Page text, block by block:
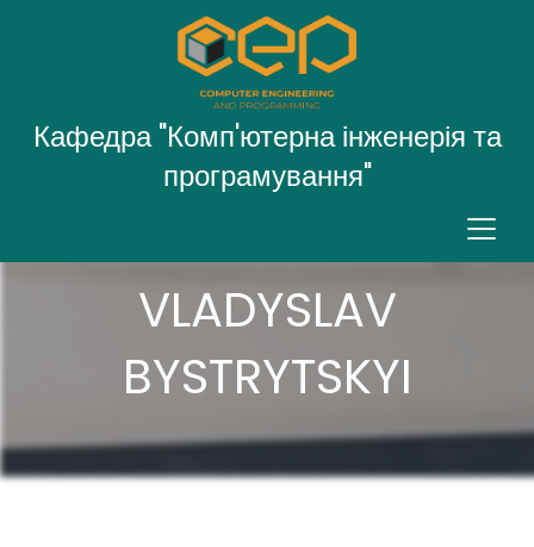
Кафедра "Комп'ютерна інженерія та
програмування"
VLADYSLAV
BYSTRYTSKYI